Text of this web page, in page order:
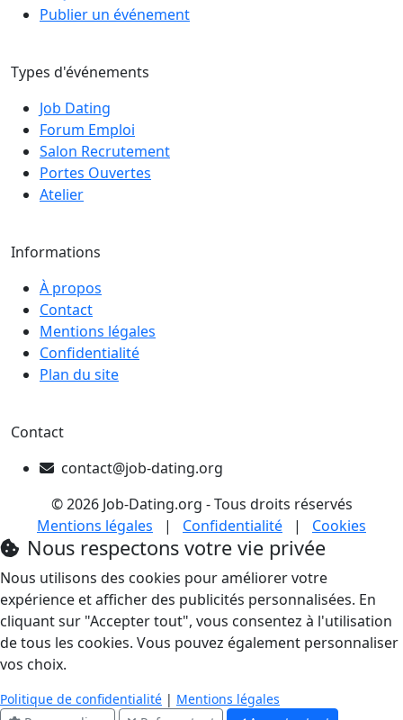
Publier un événement
Types d'événements
Job Dating
Forum Emploi
Salon Recrutement
Portes Ouvertes
Atelier
Informations
À propos
Contact
Mentions légales
Confidentialité
Plan du site
Contact
contact@job-dating.org
© 2026 Job-Dating.org - Tous droits réservés
Mentions légales
| Confidentialité | Cookies
Nous respectons votre vie privée
Nous utilisons des cookies pour améliorer votre
expérience et afficher des publicités personnalisées. En
cliquant sur "Accepter tout", vous consentez à l'utilisation
de tous les cookies. Vous pouvez également personnaliser
vos choix.
Politique de confidentialité | Mentions légales